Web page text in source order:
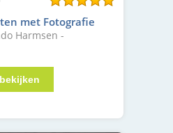
met Fotografie
Harmsen -